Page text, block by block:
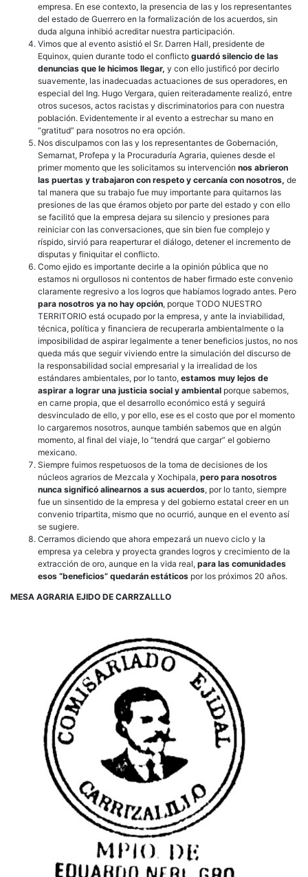
empresa. En ese contexto, la presencia de las y los representantes
del estado de Guerrero en la formalización de los acuerdos, sin
duda alguna inhibió acreditar nuestra participación.
Vimos que al evento asistió el Sr. Darren Hall, presidente de
Equinox, quien durante todo el conflicto guardó silencio de las
denuncias que le hicimos llegar, y con ello justificó por decirlo
suavemente, las inadecuadas actuaciones de sus operadores, en
especial del Ing. Hugo Vergara, quien reiteradamente realizó, entre
otros sucesos, actos racistas y discriminatorios para con nuestra
población. Evidentemente ir al evento a estrechar su mano en
“gratitud” para nosotros no era opción.
Nos disculpamos con las y los representantes de Gobernación,
Semarnat, Profepa y la Procuraduría Agraria, quienes desde el
primer momento que les solicitamos su intervención nos abrieron
las puertas y trabajaron con respeto y cercanía con nosotros, de
tal manera que su trabajo fue muy importante para quitarnos las
presiones de las que éramos objeto por parte del estado y con ello
se facilitó que la empresa dejara su silencio y presiones para
reiniciar con las conversaciones, que sin bien fue complejo y
ríspido, sirvió para reaperturar el diálogo, detener el incremento de
disputas y finiquitar el conflicto.
Como ejido es importante decirle a la opinión pública que no
estamos ni orgullosos ni contentos de haber firmado este convenio
claramente regresivo a los logros que habíamos logrado antes. Pero
para nosotros ya no hay opción, porque TODO NUESTRO
TERRITORIO está ocupado por la empresa, y ante la inviabilidad,
técnica, política y financiera de recuperarla ambientalmente o la
imposibilidad de aspirar legalmente a tener beneficios justos, no nos
queda más que seguir viviendo entre la simulación del discurso de
la responsabilidad social empresarial y la irrealidad de los
estándares ambientales, por lo tanto, estamos muy lejos de
aspirar a lograr una justicia social y ambiental porque sabemos,
en carne propia, que el desarrollo económico está y seguirá
desvinculado de ello, y por ello, ese es el costo que por el momento
lo cargaremos nosotros, aunque también sabemos que en algún
momento, al final del viaje, lo “tendrá que cargar” el gobierno
mexicano.
Siempre fuimos respetuosos de la toma de decisiones de los
núcleos agrarios de Mezcala y Xochipala, pero para nosotros
nunca significó alinearnos a sus acuerdos, por lo tanto, siempre
fue un sinsentido de la empresa y del gobierno estatal creer en un
convenio tripartita, mismo que no ocurrió, aunque en el evento así
se sugiere.
Cerramos diciendo que ahora empezará un nuevo ciclo y la
empresa ya celebra y proyecta grandes logros y crecimiento de la
extracción de oro, aunque en la vida real, para las comunidades
esos “beneficios” quedarán estáticos por los próximos 20 años.
MESA AGRARIA EJIDO DE CARRZALLLO